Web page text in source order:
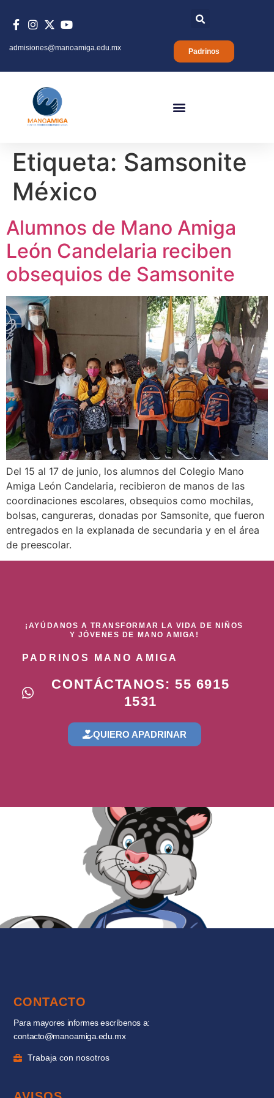
Padrinos
admisiones@manoamiga.edu.mx
Etiqueta: Samsonite
México
Alumnos de Mano Amiga
León Candelaria reciben
obsequios de Samsonite
Del 15 al 17 de junio, los alumnos del Colegio Mano
Amiga León Candelaria, recibieron de manos de las
coordinaciones escolares, obsequios como mochilas,
bolsas, cangureras, donadas por Samsonite, que fueron
entregados en la explanada de secundaria y en el área
de preescolar.
¡AYÚDANOS A TRANSFORMAR LA VIDA DE NIÑOS
Y JÓVENES DE MANO AMIGA!
PADRINOS MANO AMIGA
CONTÁCTANOS: 55 6915
1531
QUIERO APADRINAR
CONTACTO
Para mayores informes escríbenos a:
contacto@manoamiga.edu.mx
Trabaja con nosotros